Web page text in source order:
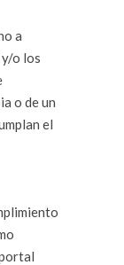
a
o los
o de un
el